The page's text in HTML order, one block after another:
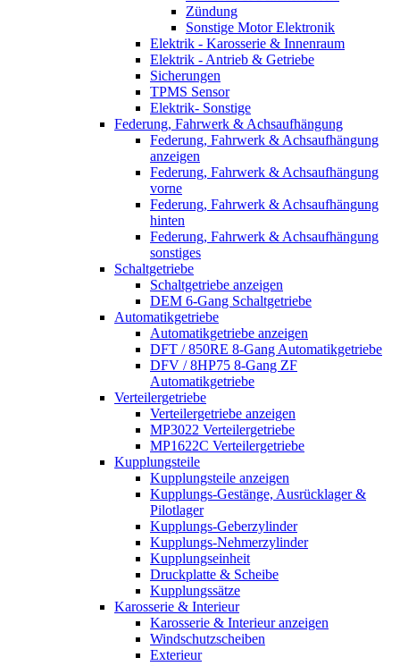
Zündung
Sonstige Motor Elektronik
Elektrik - Karosserie & Innenraum
Elektrik - Antrieb & Getriebe
Sicherungen
TPMS Sensor
Elektrik- Sonstige
Federung, Fahrwerk & Achsaufhängung
Federung, Fahrwerk & Achsaufhängung
anzeigen
Federung, Fahrwerk & Achsaufhängung
vorne
Federung, Fahrwerk & Achsaufhängung
hinten
Federung, Fahrwerk & Achsaufhängung
sonstiges
Schaltgetriebe
Schaltgetriebe anzeigen
DEM 6-Gang Schaltgetriebe
Automatikgetriebe
Automatikgetriebe anzeigen
DFT / 850RE 8-Gang Automatikgetriebe
DFV / 8HP75 8-Gang ZF
Automatikgetriebe
Verteilergetriebe
Verteilergetriebe anzeigen
MP3022 Verteilergetriebe
MP1622C Verteilergetriebe
Kupplungsteile
Kupplungsteile anzeigen
Kupplungs-Gestänge, Ausrücklager &
Pilotlager
Kupplungs-Geberzylinder
Kupplungs-Nehmerzylinder
Kupplungseinheit
Druckplatte & Scheibe
Kupplungssätze
Karosserie & Interieur
Karosserie & Interieur anzeigen
Windschutzscheiben
Exterieur